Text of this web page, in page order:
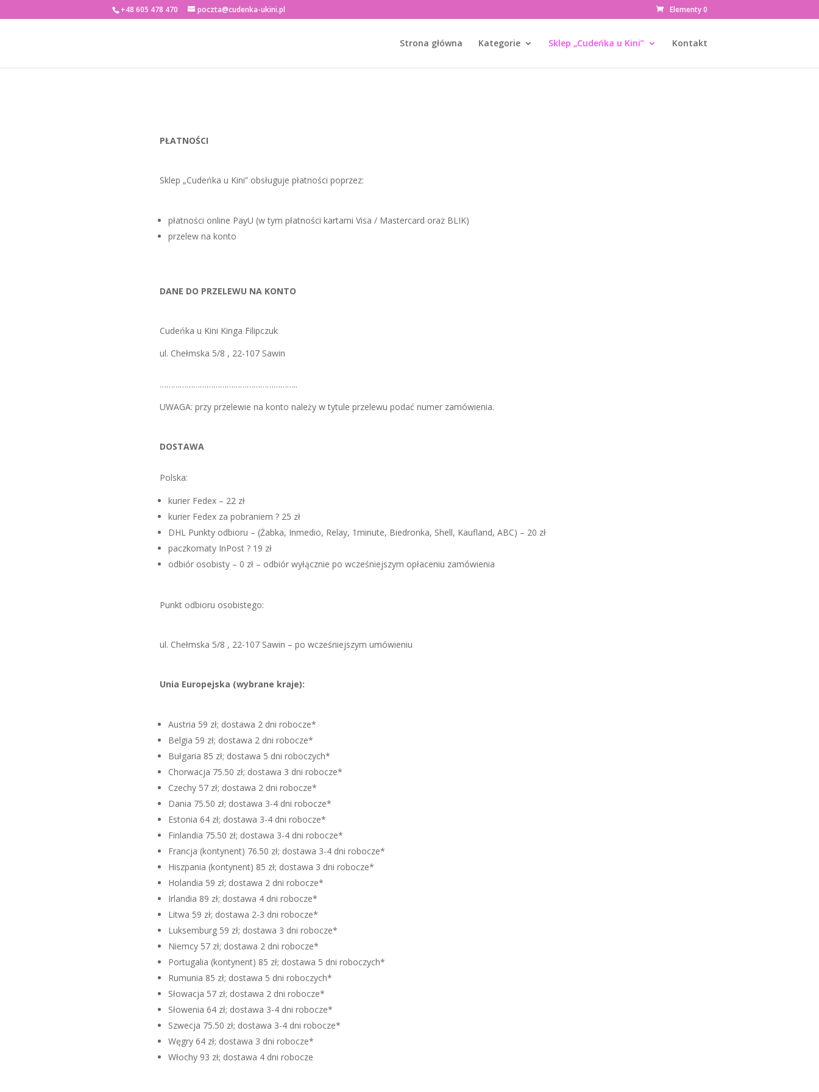
+48 605 478 470 poczta@cudenka-ukini.pl Elementy 0
Strona główna Kategorie Sklep „Cudeńka u Kini” Kontakt
PŁATNOŚCI
Sklep „Cudeńka u Kini” obsługuje płatności poprzez:
płatności online PayU (w tym płatności kartami Visa / Mastercard oraz BLIK)
przelew na konto
DANE DO PRZELEWU NA KONTO
Cudeńka u Kini Kinga Filipczuk
ul. Chełmska 5/8 , 22-107 Sawin
……………………………………………………..
UWAGA: przy przelewie na konto należy w tytule przelewu podać numer zamówienia.
DOSTAWA
Polska:
kurier Fedex – 22 zł
kurier Fedex za pobraniem ? 25 zł
DHL Punkty odbioru – (Żabka, Inmedio, Relay, 1minute, Biedronka, Shell, Kaufland, ABC) – 20 zł
paczkomaty InPost ? 19 zł
odbiór osobisty – 0 zł – odbiór wyłącznie po wcześniejszym opłaceniu zamówienia
Punkt odbioru osobistego:
ul. Chełmska 5/8 , 22-107 Sawin – po wcześniejszym umówieniu
Unia Europejska (wybrane kraje):
Austria 59 zł; dostawa 2 dni robocze*
Belgia 59 zł; dostawa 2 dni robocze*
Bułgaria 85 zł; dostawa 5 dni roboczych*
Chorwacja 75.50 zł; dostawa 3 dni robocze*
Czechy 57 zł; dostawa 2 dni robocze*
Dania 75.50 zł; dostawa 3-4 dni robocze*
Estonia 64 zł; dostawa 3-4 dni robocze*
Finlandia 75.50 zł; dostawa 3-4 dni robocze*
Francja (kontynent) 76.50 zł; dostawa 3-4 dni robocze*
Hiszpania (kontynent) 85 zł; dostawa 3 dni robocze*
Holandia 59 zł; dostawa 2 dni robocze*
Irlandia 89 zł; dostawa 4 dni robocze*
Litwa 59 zł; dostawa 2-3 dni robocze*
Luksemburg 59 zł; dostawa 3 dni robocze*
Niemcy 57 zł; dostawa 2 dni robocze*
Portugalia (kontynent) 85 zł; dostawa 5 dni roboczych*
Rumunia 85 zł; dostawa 5 dni roboczych*
Słowacja 57 zł; dostawa 2 dni robocze*
Słowenia 64 zł; dostawa 3-4 dni robocze*
Szwecja 75.50 zł; dostawa 3-4 dni robocze*
Węgry 64 zł; dostawa 3 dni robocze*
Włochy 93 zł; dostawa 4 dni robocze